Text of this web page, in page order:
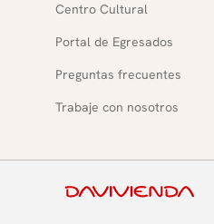
Centro Cultural
Portal de Egresados
Preguntas frecuentes
Trabaje con nosotros